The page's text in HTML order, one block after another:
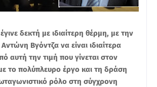
δεκτή με ιδιαίτερη θέρμη, με την
Βγόντζα να είναι ιδιαίτερα
αυτή την τιμή που γίνεται στον
το πολύπλευρο έργο και τη δράση
ρόλο στη σύγχρονη